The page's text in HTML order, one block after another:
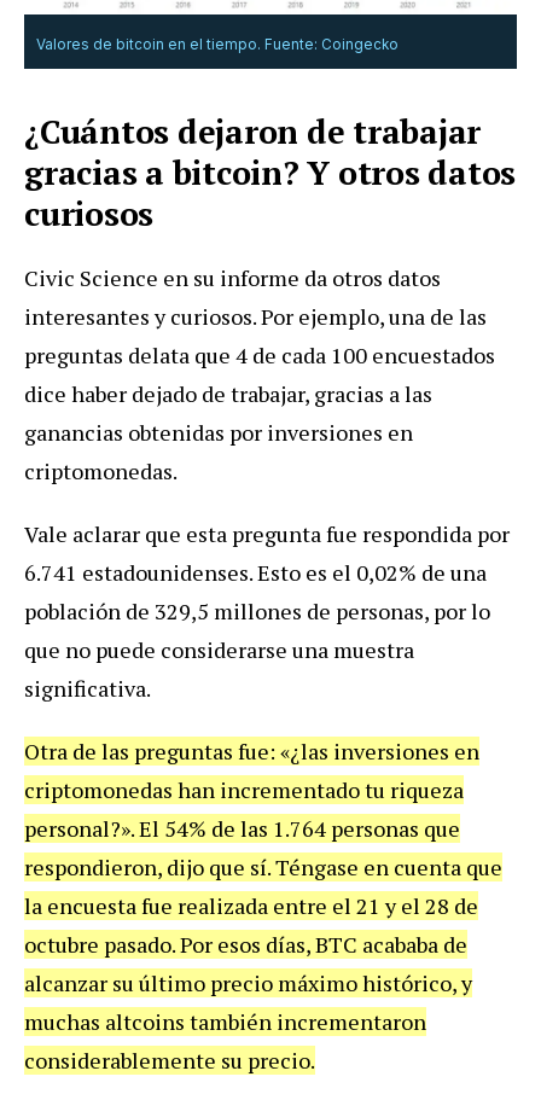
Valores de bitcoin en el tiempo. Fuente: Coingecko
¿Cuántos dejaron de trabajar
gracias a bitcoin? Y otros datos
curiosos
Civic Science en su informe da otros datos
interesantes y curiosos. Por ejemplo, una de las
preguntas delata que 4 de cada 100 encuestados
dice haber dejado de trabajar, gracias a las
ganancias obtenidas por inversiones en
criptomonedas.
Vale aclarar que esta pregunta fue respondida por
6.741 estadounidenses. Esto es el 0,02% de una
población de 329,5 millones de personas, por lo
que no puede considerarse una muestra
significativa.
Otra de las preguntas fue: «¿las inversiones en
criptomonedas han incrementado tu riqueza
personal?». El 54% de las 1.764 personas que
respondieron, dijo que sí. Téngase en cuenta que
la encuesta fue realizada entre el 21 y el 28 de
octubre pasado. Por esos días, BTC acababa de
alcanzar su último precio máximo histórico, y
muchas altcoins también incrementaron
considerablemente su precio.